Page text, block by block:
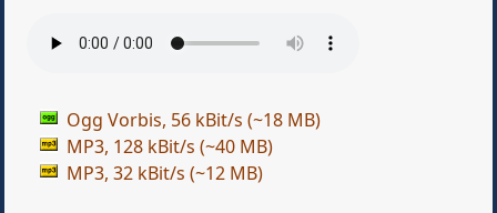
Ogg Vorbis, 56 kBit/s (~18 MB)
MP3, 128 kBit/s (~40 MB)
MP3, 32 kBit/s (~12 MB)